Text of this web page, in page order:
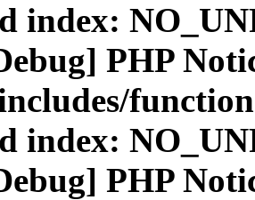
index:
PHP
index:
PHP